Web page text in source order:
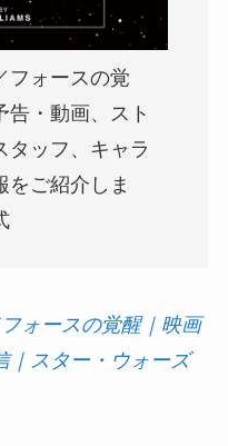
フォースの覚
告・動画、スト
タッフ、キャラ
をご紹介しま
ォースの覚醒｜映画
｜スター・ウォーズ